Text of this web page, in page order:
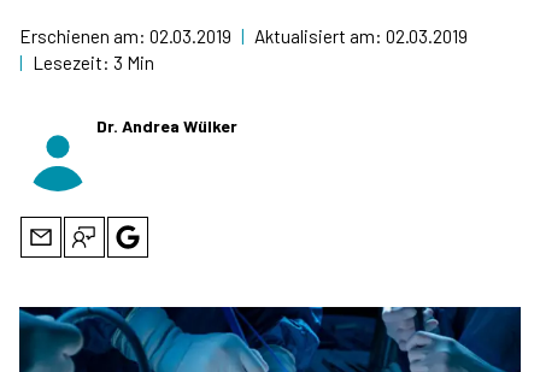
Erschienen am: 02.03.2019 | Aktualisiert am: 02.03.2019
| Lesezeit: 3 Min
Dr. Andrea Wülker